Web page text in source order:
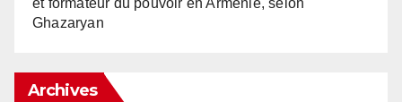
Ghazaryan
Archives